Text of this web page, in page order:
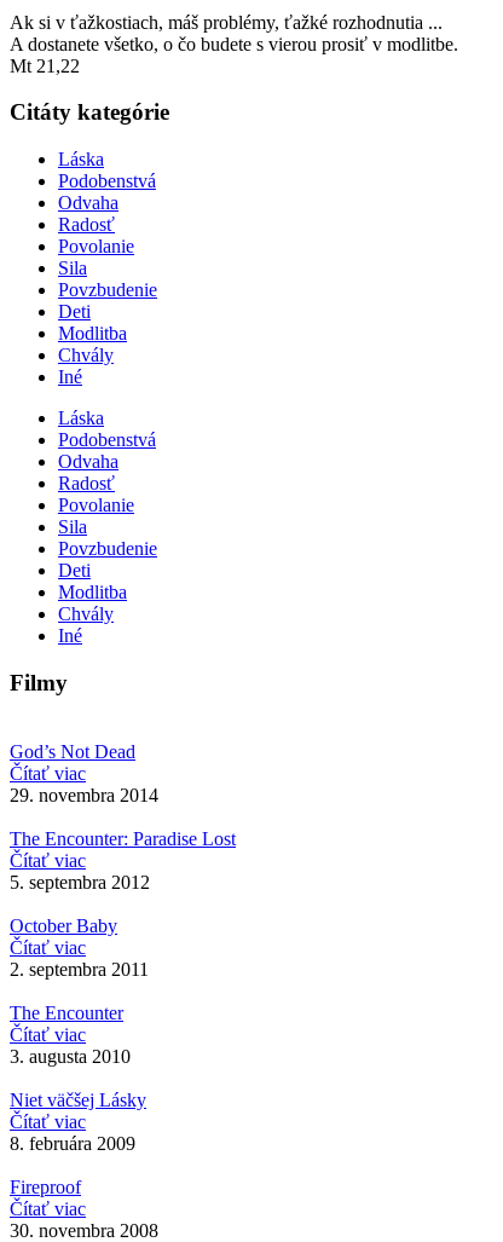
Ak si v ťažkostiach, máš problémy, ťažké rozhodnutia ...
A dostanete všetko, o čo budete s vierou prosiť v modlitbe.
Mt 21,22
Citáty kategórie
Láska
Podobenstvá
Odvaha
Radosť
Povolanie
Sila
Povzbudenie
Deti
Modlitba
Chvály
Iné
Láska
Podobenstvá
Odvaha
Radosť
Povolanie
Sila
Povzbudenie
Deti
Modlitba
Chvály
Iné
Filmy
God’s Not Dead
Čítať viac
29. novembra 2014
The Encounter: Paradise Lost
Čítať viac
5. septembra 2012
October Baby
Čítať viac
2. septembra 2011
The Encounter
Čítať viac
3. augusta 2010
Niet väčšej Lásky
Čítať viac
8. februára 2009
Fireproof
Čítať viac
30. novembra 2008